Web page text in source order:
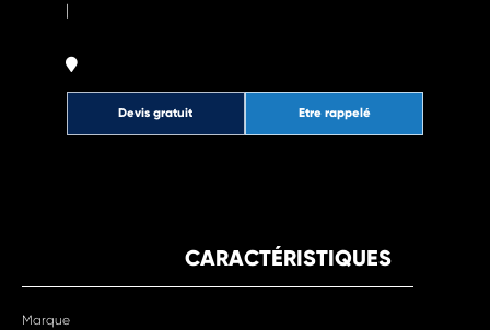
|
Etre rappelé
Devis gratuit
CARACTÉRISTIQUES
Marque